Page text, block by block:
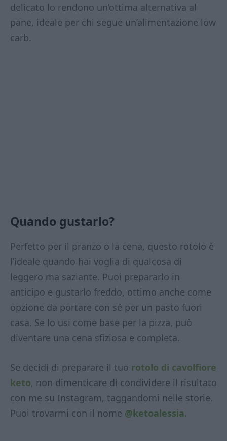
delicato lo rendono un’ottima alternativa al
pane, ideale per chi segue un’alimentazione low
carb.
Quando gustarlo?
Perfetto per il pranzo o la cena, questo rotolo è
l’ideale quando hai voglia di qualcosa di
leggero ma saziante. Puoi prepararlo in
anticipo e gustarlo freddo, ottimo anche come
opzione da portare con sé per un pasto fuori
casa. Se lo usi come base per la pizza, può
diventare una cena sfiziosa e completa.
Se decidi di preparare il tuo rotolo di cavolfiore
keto, non dimenticare di condividere il risultato
con me su Instagram, taggandomi nelle storie.
Puoi trovarmi con il nome @ketoalessia.